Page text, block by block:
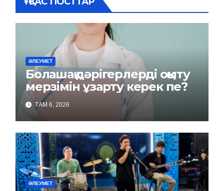
ӘЛЕУМЕТ
Болашақ дәрігерлерді оқыту
мерзімін ұзарту керек пе?
ТАМ 6, 2026
ӘЛЕУМЕТ